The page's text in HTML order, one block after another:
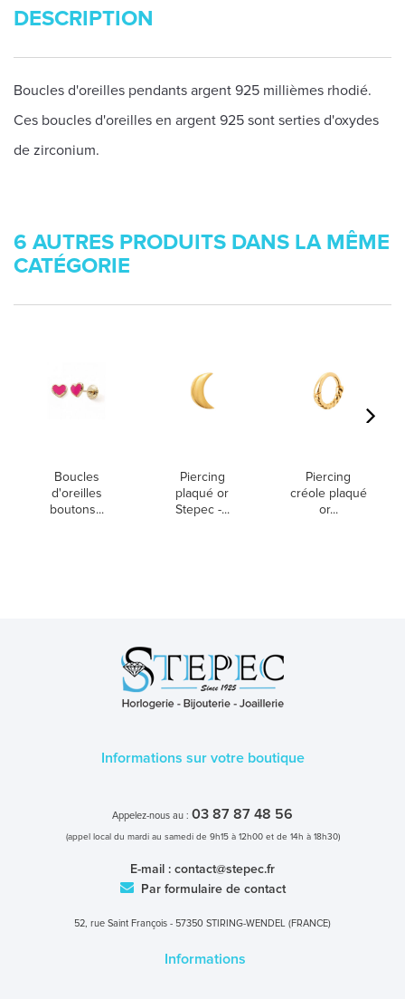
DESCRIPTION
Boucles d'oreilles pendants argent 925 millièmes rhodié.
Ces boucles d'oreilles en argent 925 sont serties d'oxydes
de zirconium.
6 AUTRES PRODUITS DANS LA MÊME
CATÉGORIE
Boucles
d'oreilles
boutons...
Piercing
plaqué or
Stepec -...
Piercing
créole plaqué
or...
Informations sur votre boutique
Appelez-nous au : 03 87 87 48 56
(appel local du mardi au samedi de 9h15 à 12h00 et de 14h à 18h30)
E-mail : contact@stepec.fr
Par formulaire de contact
52, rue Saint François - 57350 STIRING-WENDEL (FRANCE)
Informations